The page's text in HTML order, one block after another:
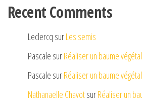
Recent Comments
Leclercq surLes semis
Pascale surRéaliser un baume végétal
Pascale surRéaliser un baume végétal
Nathanaelle ChavotsurRéaliser un